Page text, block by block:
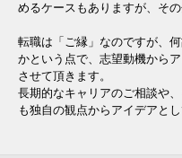
めるケースもありますが、そ
転職は「ご縁」なのですが、
かという点で、志望動機から
させて頂きます。
長期的なキャリアのご相談や
も独自の観点からアイデアと